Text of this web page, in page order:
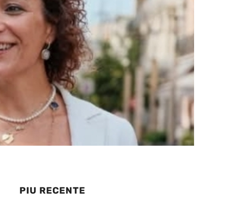
PIU RECENTE